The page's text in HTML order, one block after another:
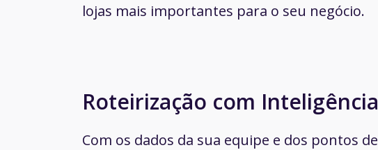
lojas mais importantes para o seu negócio.
Roteirização com
Com os dados da sua equipe e dos pontos